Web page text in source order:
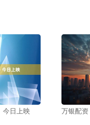
今日上映 万银配资